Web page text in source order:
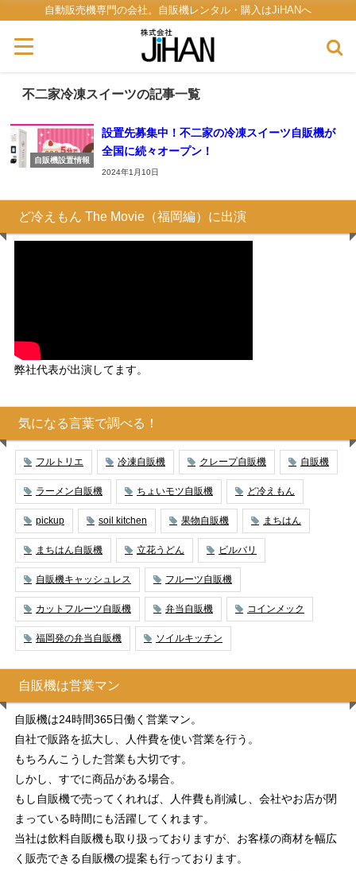
自動販売機専門の会社。自販機レンタル・購入はJiHANへ
不二家冷凍スイーツの記事一覧
自販機設置情報
設置先募集中！不二家の冷凍スイーツ自販機が
全国に続々オープン！
2024年1月10日
ど冷えもん The Movie（福岡編）に出演
弊社代表が出演してます。
気になる言葉で調べる！
フルトリエ 冷凍自販機 クレープ自販機 自販機
ラーメン自販機 ちょいモツ自販機 ど冷えもん
pickup soil kitchen 果物自販機 まちはん
まちはん自販機 立花うどん ビルバリ
自販機キャッシュレス フルーツ自販機
カットフルーツ自販機 弁当自販機 コインメック
福岡発の弁当自販機 ソイルキッチン
自販機は営業マン
自販機は24時間365日働く営業マン。
自社で販路を拡大し、人件費を使い営業を行う。
もちろんこうした営業も大切です。
しかし、すでに商品がある場合。
もし自販機で売ってくれれば、人件費も削減し、会社やお店が閉
まっている時間にも活躍してくれます。
当社は飲料自販機も取り扱っておりますが、お客様の商材を幅広
く販売できる自販機の提案も行っております。